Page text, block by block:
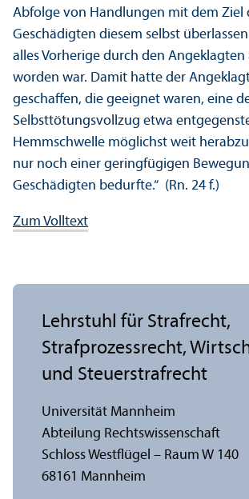
Abfolge von Handlungen mit dem Ziel
Geschädigten diesem selbst
alles Vorherige durch den
worden war. Damit hatte der
geschaffen, die geeignet waren, eine
Selbsttötungs­vollzug etwa
Hemmschwelle möglichst weit
nur noch einer geringfügigen
Geschädigten bedurfte.“ (Rn. 24 f.)
Zum Volltext
Lehr­stuhl für Strafrecht,
Strafprozess­recht,
und Steuerstrafrecht
Universität Mannheim
Abteilung Rechts­wissenschaft
Schloss Westflügel – Raum W 140
68161 Mannheim